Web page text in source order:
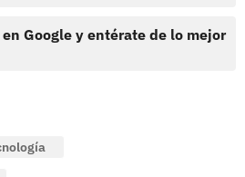
Google y entérate de lo mejor